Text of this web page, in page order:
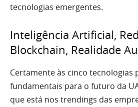
tecnologias emergentes.
Inteligência Artificial,
Blockchain, Realidade
Certamente às cinco tecnologias
fundamentais para o futuro da
que está nos trendings das